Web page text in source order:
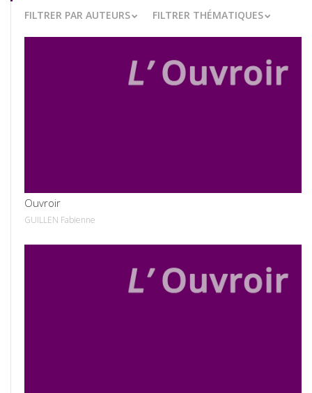
FILTRER PAR AUTEURS FILTRER THÉMATIQUES
Ouvroir
GUILLEN Fabienne